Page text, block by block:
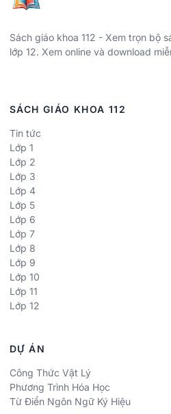
Sách giáo khoa 112 - Xem trọn bộ
lớp 12. Xem online và download
SÁCH GIÁO KHOA 112
Tin tức
Lớp 1
Lớp 2
Lớp 3
Lớp 4
Lớp 5
Lớp 6
Lớp 7
Lớp 8
Lớp 9
Lớp 10
Lớp 11
Lớp 12
DỰ ÁN
Công Thức Vật Lý
Phương Trình Hóa Học
Từ Điển Ngôn Ngữ Ký Hiệu